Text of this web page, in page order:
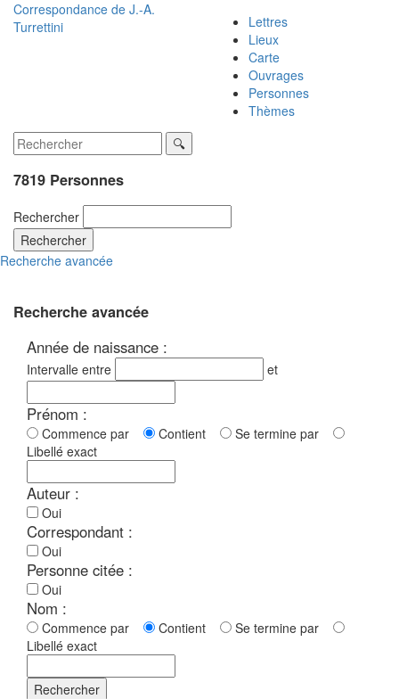
Correspondance de J.-A.
Turrettini
Lettres
Lieux
Carte
Ouvrages
Personnes
Thèmes
7819 Personnes
Rechercher
Rechercher
Recherche avancée
Recherche avancée
Année de naissance :
Intervalle entre et
Prénom :
Commence par Contient
Se termine par
Libellé exact
Auteur :
Oui
Correspondant :
Oui
Personne citée :
Oui
Nom :
Commence par Contient
Se termine par
Libellé exact
Rechercher